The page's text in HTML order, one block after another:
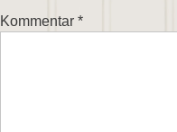
Kommentar *